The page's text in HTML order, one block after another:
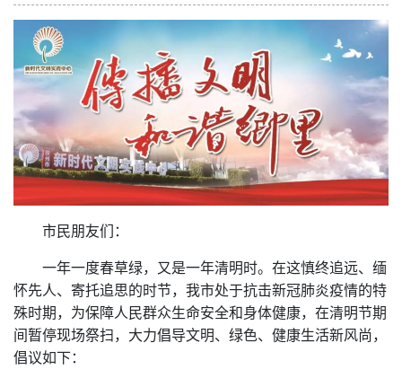
市民朋友们：
一年一度春草绿，又是一年清明时。在这慎终追远、缅
怀先人、寄托追思的时节，我市处于抗击新冠肺炎疫情的特
殊时期，为保障人民群众生命安全和身体健康，在清明节期
间暂停现场祭扫，大力倡导文明、绿色、健康生活新风尚，
倡议如下：